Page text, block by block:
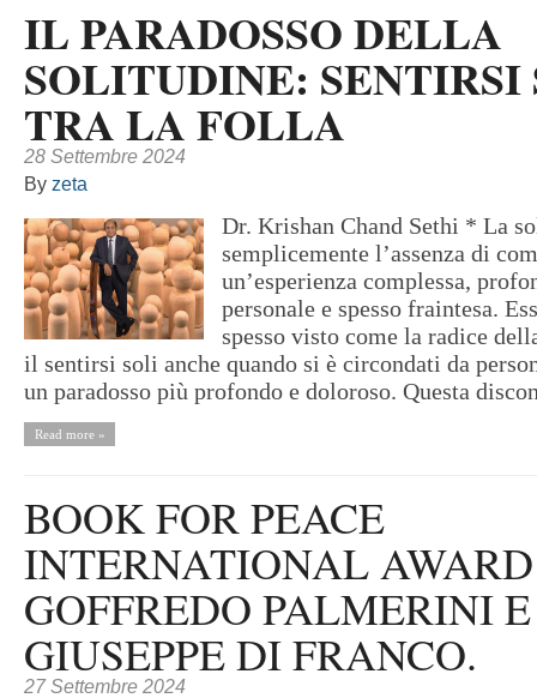
IL PARADOSSO DELLA
SOLITUDINE: SENTIRSI
TRA LA FOLLA
28 Settembre 2024
By zeta
Dr. Krishan Chand Sethi * La
semplicemente l’assenza di
un’esperienza complessa,
personale e spesso fraintesa.
spesso visto come la radice
il sentirsi soli anche quando si è circondati da
un paradosso più profondo e doloroso. Questa
Read more »
BOOK FOR PEACE
INTERNATIONAL
GOFFREDO PALMERINI E
GIUSEPPE DI FRANCO.
27 Settembre 2024